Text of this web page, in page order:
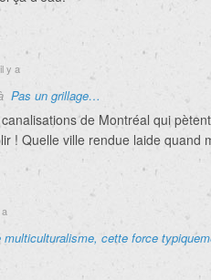
y a
Pas un grillage…
de Montréal qui
! Quelle ville rendue laide quand
multiculturalisme, cette force